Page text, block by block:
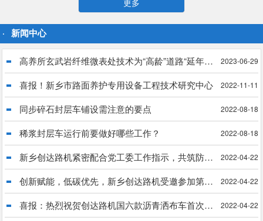
更多
新闻中心
高养所玄武岩纤维微表处技术为“高龄”道路“延年益寿” 2023-06-29
喜报！新乡市路面养护专用设备工程技术研究中心 2022-11-11
同步碎石封层车铺设需注意的要点 2022-08-18
稀浆封层车运行前要做好哪些工作？ 2022-08-18
新乡创达路机紧密配合党工委工作指示，共筑防疫长城 2022-04-22
创新赋能，低碳优先，新乡创达路机受邀参加第34届中国乳化沥青技术大会 2022-04-22
喜报：热烈祝贺创达路机国六款沥青洒布车首次出口菲律宾 2022-04-22